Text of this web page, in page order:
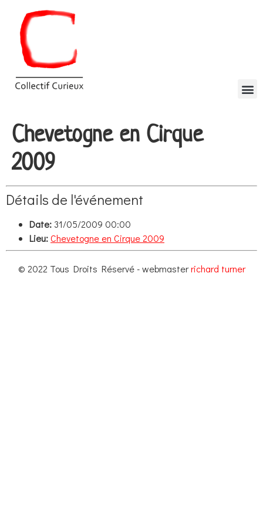
Chevetogne en Cirque
2009
Détails de l'événement
Date: 31/05/2009 00:00
Lieu:Chevetogne en Cirque 2009
© 2022 Tous Droits Réservé - webmasterrichard turner